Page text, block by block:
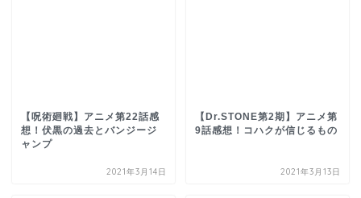
【呪術廻戦】アニメ第22話感
想！伏黒の過去とバンジージ
ャンプ
2021年3月14日
【Dr.STONE第2期】アニメ第
9話感想！コハクが信じるもの
2021年3月13日